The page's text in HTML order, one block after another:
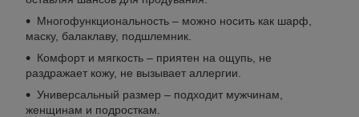
Многофункциональность – можно носить как шарф,
маску, балаклаву, подшлемник.
Комфорт и мягкость – приятен на ощупь, не
раздражает кожу, не вызывает аллергии.
Универсальный размер – подходит мужчинам,
женщинам и подросткам.